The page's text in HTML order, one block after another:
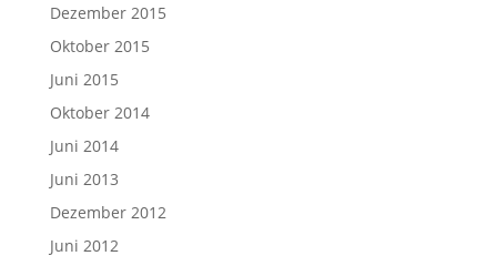
Dezember 2015
Oktober 2015
Juni 2015
Oktober 2014
Juni 2014
Juni 2013
Dezember 2012
Juni 2012